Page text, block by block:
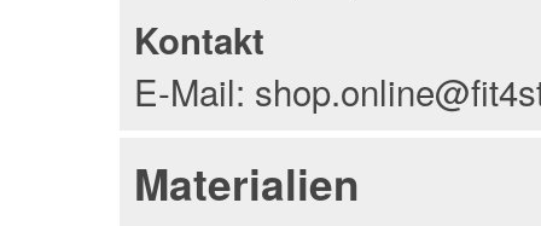
Kontakt
E-Mail:
Materialien